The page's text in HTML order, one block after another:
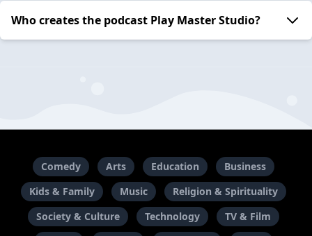
Who creates the podcast Play Master Studio?
Comedy Arts Education
Business
Kids & Family
Music
Religion & Spirituality
Society & Culture
Technology
TV & Film